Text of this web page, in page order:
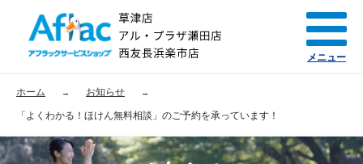
ホーム お知らせ
「よくわかる！ほけん無料相談」のご予約を承っています！
メニュー